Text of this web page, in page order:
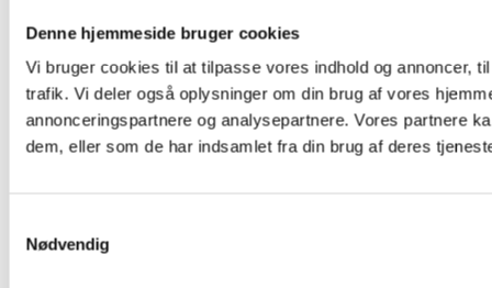
Denne hjemmeside bruger cookies
Vi bruger cookies til at tilpasse vores indhold og annoncer,
trafik. Vi deler også oplysninger om din brug af vores
annonceringspartnere og analysepartnere. Vores partnere
dem, eller som de har indsamlet fra din brug af deres
Nødvendig